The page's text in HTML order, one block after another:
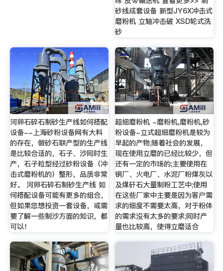
砂线成套设备 新型JY6X冲击式
磨粉机 立轴冲击破 XSD轮式洗
砂
河卵石碎石制砂生产线如何搭配
设备--上海砂粉设备网有大料
的存在，做砂石联产型的生产线
是比较合适的，石子、沙同时生
产，石子粒型经过砂粉设备（冲
击式磨粉机的）整形，品质非常
好。 河卵石碎石制砂生产线 如
何搭配设备可能有更多的组合，
但如果您想投资一套设备，或需
要了解一些制沙方面的知识，都
可以！
超细磨粉机 -磨粉机,磨粉机,砂
粉设备-立式超细磨粉机是较为
早起的产物;随着社会的发展，
现在使用立磨的已经比较少，但
还有一定的市场的;主要使用在
钢厂、火电厂、水泥厂粉煤灰以
及煤矸石大量制粉工艺中;使用
在这些厂家中主要是因为客户需
求的细度不需要太高，对于粉体
的需求没有太多的要求;同时产
量也比较高，使得立磨适合